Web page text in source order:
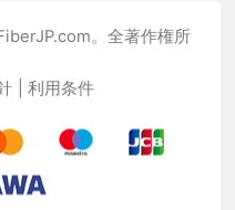
。全著作権所
利用条件